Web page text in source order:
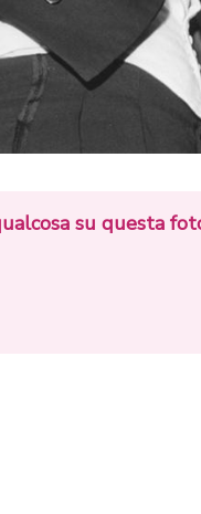
su questa